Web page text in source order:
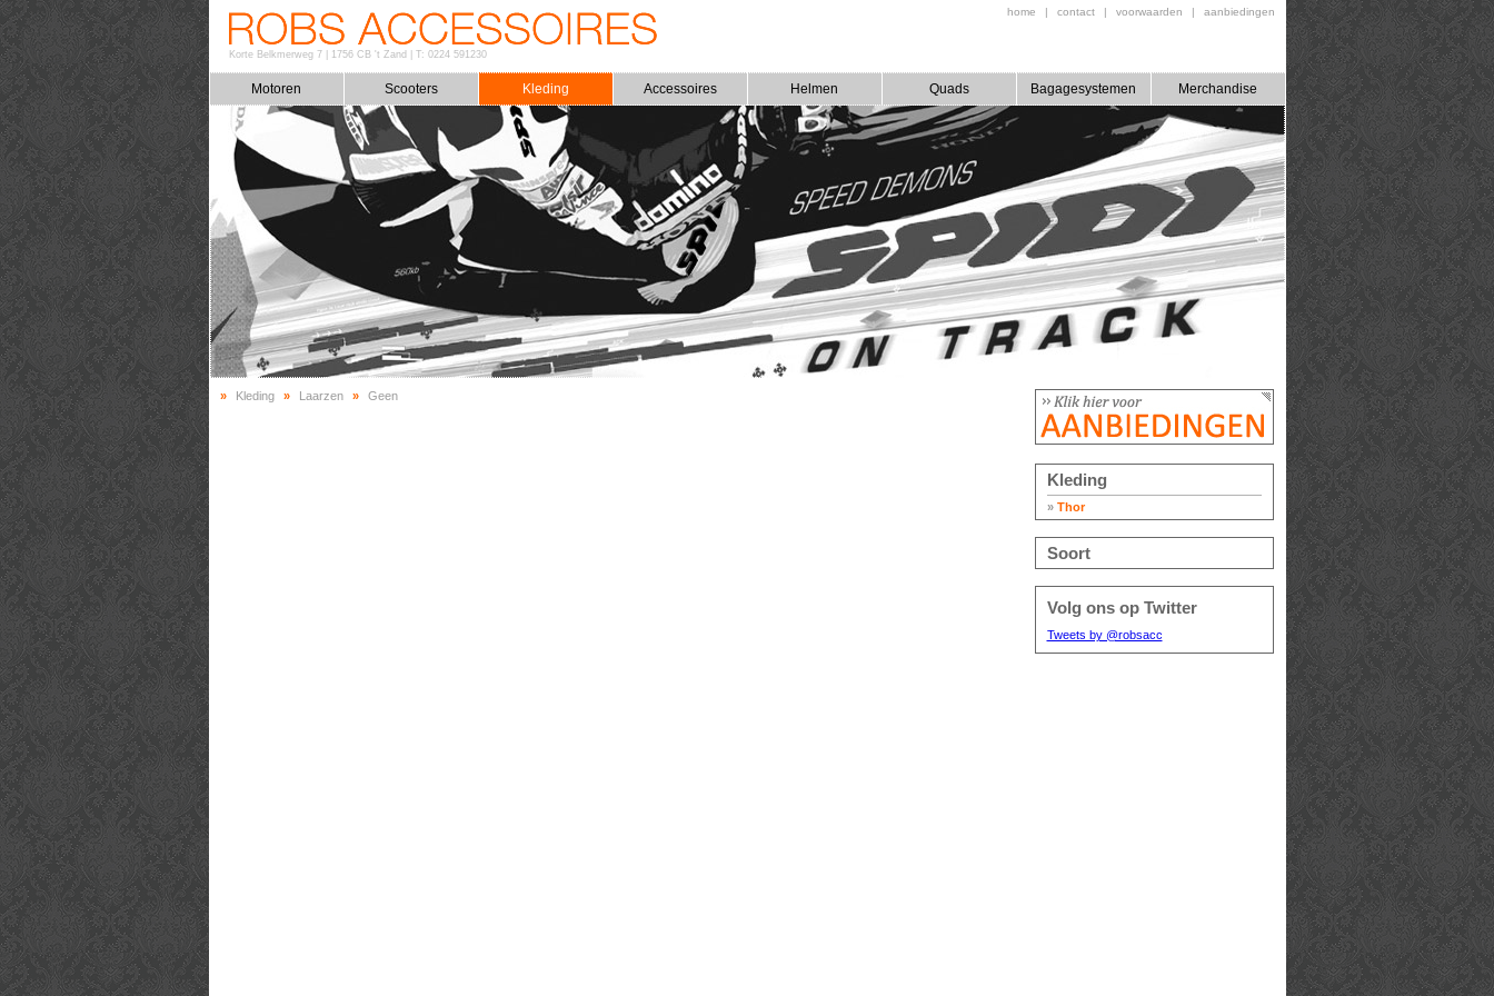
Korte Belkmerweg 7| 1756 CB 't Zand T: 0224 591230
home | contact | voorwaarden | aanbiedingen
Motoren Scooters Kleding Accessoires Helmen Quads Bagagesystemen Merchandise
Kleding
» Thor
Soort
Volg ons op Twitter
Tweets by @robsacc
» Kleding » Laarzen » Geen